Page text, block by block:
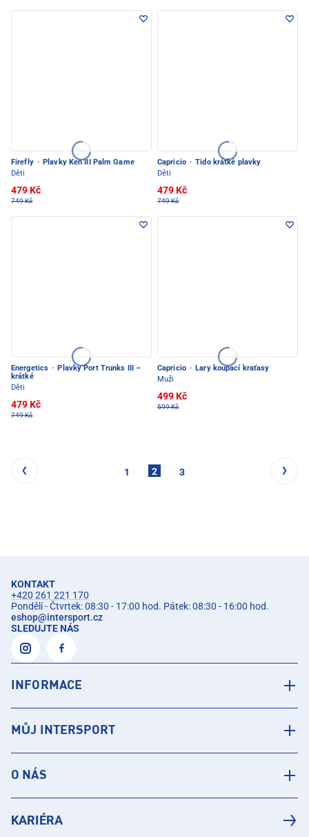
Firefly · Plavky Ken III Palm Game
Děti
479 Kč
749 Kč
Capricio · Tido krátké plavky
Děti
479 Kč
749 Kč
Energetics · Plavky Port Trunks III –
krátké
Děti
479 Kč
749 Kč
Capricio · Lary koupací kraťasy
Muži
499 Kč
599 Kč
1 2 3
KONTAKT
+420 261 221 170
Pondělí - Čtvrtek: 08:30 - 17:00 hod. Pátek: 08:30 - 16:00 hod.
eshop@intersport.cz
SLEDUJTE NÁS
INFORMACE
MŮJ INTERSPORT
O NÁS
KARIÉRA